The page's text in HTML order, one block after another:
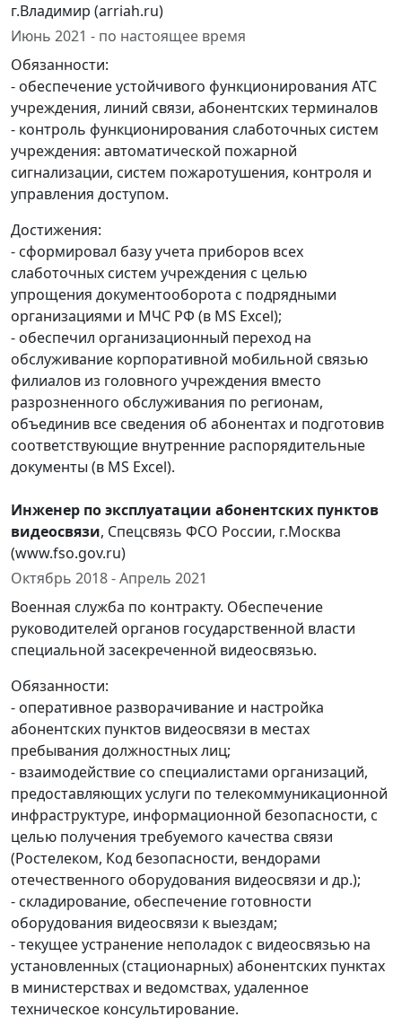
г.Владимир (arriah.ru)
Июнь 2021 - по настоящее время
Обязанности:
- обеспечение устойчивого функционирования АТС
учреждения, линий связи, абонентских терминалов
- контроль функционирования слаботочных систем
учреждения: автоматической пожарной
сигнализации, систем пожаротушения, контроля и
управления доступом.
Достижения:
- сформировал базу учета приборов всех
слаботочных систем учреждения с целью
упрощения документооборота с подрядными
организациями и МЧС РФ (в MS Excel);
- обеспечил организационный переход на
обслуживание корпоративной мобильной связью
филиалов из головного учреждения вместо
разрозненного обслуживания по регионам,
объединив все сведения об абонентах и подготовив
соответствующие внутренние распорядительные
документы (в MS Excel).
Инженер по эксплуатации абонентских пунктов
видеосвязи, Спецсвязь ФСО России, г.Москва
(www.fso.gov.ru)
Октябрь 2018 - Апрель 2021
Военная служба по контракту. Обеспечение
руководителей органов государственной власти
специальной засекреченной видеосвязью.
Обязанности:
- оперативное разворачивание и настройка
абонентских пунктов видеосвязи в местах
пребывания должностных лиц;
- взаимодействие со специалистами организаций,
предоставляющих услуги по телекоммуникационной
инфраструктуре, информационной безопасности, с
целью получения требуемого качества связи
(Ростелеком, Код безопасности, вендорами
отечественного оборудования видеосвязи и др.);
- складирование, обеспечение готовности
оборудования видеосвязи к выездам;
- текущее устранение неполадок с видеосвязью на
установленных (стационарных) абонентских пунктах
в министерствах и ведомствах, удаленное
техническое консультирование.